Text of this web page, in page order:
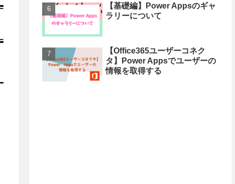
【基礎編】Power Appsのギャ
ラリーについて
【Office365ユーザーコネク
タ】Power Appsでユーザーの
情報を取得する